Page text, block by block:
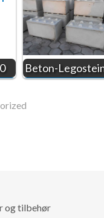
Beton-
og tilbehør